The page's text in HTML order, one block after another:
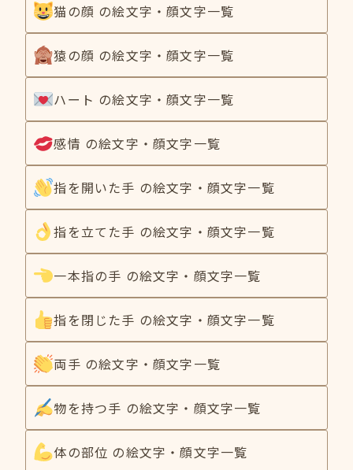
猫の顔 の絵文字・顔文字一覧
猿の顔 の絵文字・顔文字一覧
ハート の絵文字・顔文字一覧
感情 の絵文字・顔文字一覧
指を開いた手 の絵文字・顔文字一覧
指を立てた手 の絵文字・顔文字一覧
一本指の手 の絵文字・顔文字一覧
指を閉じた手 の絵文字・顔文字一覧
両手 の絵文字・顔文字一覧
物を持つ手 の絵文字・顔文字一覧
体の部位 の絵文字・顔文字一覧